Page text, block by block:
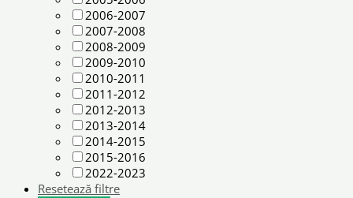
2006-2007
2007-2008
2008-2009
2009-2010
2010-2011
2011-2012
2012-2013
2013-2014
2014-2015
2015-2016
2022-2023
Resetează filtre